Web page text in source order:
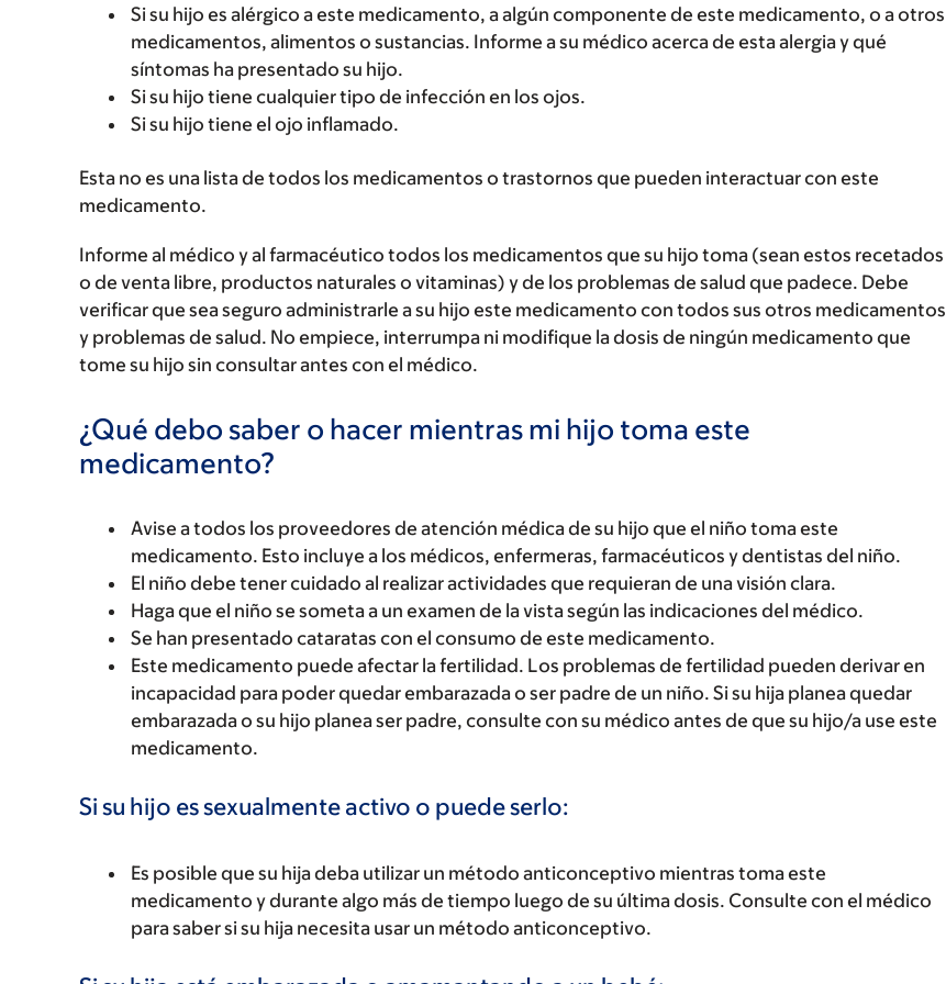
Si su hijo es alérgico a este medicamento, a algún componente de este medicamento, o a otros
medicamentos, alimentos o sustancias. Informe a su médico acerca de esta alergia y qué
síntomas ha presentado su hijo.
Si su hijo tiene cualquier tipo de infección en los ojos.
Si su hijo tiene el ojo inflamado.
Esta no es una lista de todos los medicamentos o trastornos que pueden interactuar con este
medicamento.
Informe al médico y al farmacéutico todos los medicamentos que su hijo toma (sean estos recetados
o de venta libre, productos naturales o vitaminas) y de los problemas de salud que padece. Debe
verificar que sea seguro administrarle a su hijo este medicamento con todos sus otros medicamentos
y problemas de salud. No empiece, interrumpa ni modifique la dosis de ningún medicamento que
tome su hijo sin consultar antes con el médico.
¿Qué debo saber o hacer mientras mi hijo toma este
medicamento?
Avise a todos los proveedores de atención médica de su hijo que el niño toma este
medicamento. Esto incluye a los médicos, enfermeras, farmacéuticos y dentistas del niño.
El niño debe tener cuidado al realizar actividades que requieran de una visión clara.
Haga que el niño se someta a un examen de la vista según las indicaciones del médico.
Se han presentado cataratas con el consumo de este medicamento.
Este medicamento puede afectar la fertilidad. Los problemas de fertilidad pueden derivar en
incapacidad para poder quedar embarazada o ser padre de un niño. Si su hija planea quedar
embarazada o su hijo planea ser padre, consulte con su médico antes de que su hijo/a use este
medicamento.
Si su hijo es sexualmente activo o puede serlo:
Es posible que su hija deba utilizar un método anticonceptivo mientras toma este
medicamento y durante algo más de tiempo luego de su última dosis. Consulte con el médico
para saber si su hija necesita usar un método anticonceptivo.